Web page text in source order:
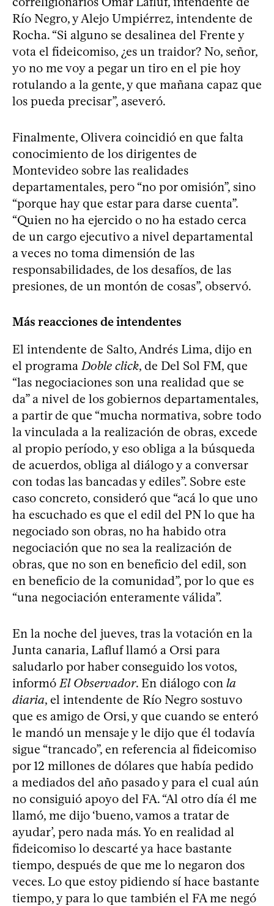
Río Negro, y Alejo Umpiérrez, intendente de
Rocha. “Si alguno se desalinea del Frente y
vota el fideicomiso, ¿es un traidor? No, señor,
yo no me voy a pegar un tiro en el pie hoy
rotulando a la gente, y que mañana capaz que
los pueda precisar”, aseveró.
Finalmente, Olivera coincidió en que falta
conocimiento de los dirigentes de
Montevideo sobre las realidades
departamentales, pero “no por omisión”, sino
“porque hay que estar para darse cuenta”.
“Quien no ha ejercido o no ha estado cerca
de un cargo ejecutivo a nivel departamental
a veces no toma dimensión de las
responsabilidades, de los desafíos, de las
presiones, de un montón de cosas”, observó.
Más reacciones de intendentes
El intendente de Salto, Andrés Lima, dijo en
el programa Doble click, de Del Sol FM, que
“las negociaciones son una realidad que se
da” a nivel de los gobiernos departamentales,
a partir de que “mucha normativa, sobre todo
la vinculada a la realización de obras, excede
al propio período, y eso obliga a la búsqueda
de acuerdos, obliga al diálogo y a conversar
con todas las bancadas y ediles”. Sobre este
caso concreto, consideró que “acá lo que uno
ha escuchado es que el edil del PN lo que ha
negociado son obras, no ha habido otra
negociación que no sea la realización de
obras, que no son en beneficio del edil, son
en beneficio de la comunidad”, por lo que es
“una negociación enteramente válida”.
En la noche del jueves, tras la votación en la
Junta canaria, Lafluf llamó a Orsi para
saludarlo por haber conseguido los votos,
informó El Observador. En diálogo con la
diaria, el intendente de Río Negro sostuvo
que es amigo de Orsi, y que cuando se enteró
le mandó un mensaje y le dijo que él todavía
sigue “trancado”, en referencia al fideicomiso
por 12 millones de dólares que había pedido
a mediados del año pasado y para el cual aún
no consiguió apoyo del FA. “Al otro día él me
llamó, me dijo ‘bueno, vamos a tratar de
ayudar’, pero nada más. Yo en realidad al
fideicomiso lo descarté ya hace bastante
tiempo, después de que me lo negaron dos
veces. Lo que estoy pidiendo sí hace bastante
tiempo, y para lo que también el FA me negó